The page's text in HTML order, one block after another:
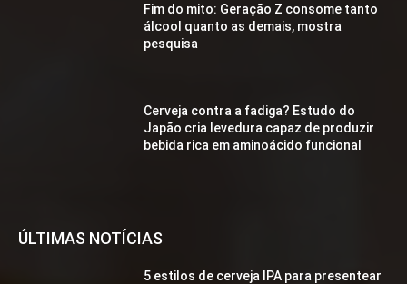
Fim do mito: Geração Z consome tanto
álcool quanto as demais, mostra
pesquisa
Cerveja contra a fadiga? Estudo do
Japão cria levedura capaz de produzir
bebida rica em aminoácido funcional
ÚLTIMAS NOTÍCIAS
5 estilos de cerveja IPA para presentear